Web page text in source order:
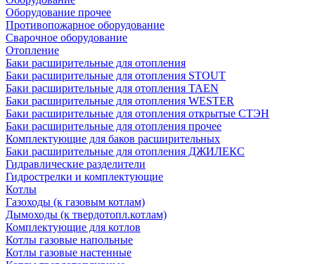
Оборудование прочее
Противопожарное оборудование
Сварочное оборудование
Отопление
Баки расширительные для отопления
Баки расширительные для отопления STOUT
Баки расширительные для отопления TAEN
Баки расширительные для отопления WESTER
Баки расширительные для отопления открытые СТЭН
Баки расширительные для отопления прочее
Комплектующие для баков расширительных
Баки расширительные для отопления ДЖИЛЕКС
Гидравлические разделители
Гидрострелки и комплектующие
Котлы
Газоходы (к газовым котлам)
Дымоходы (к твердотопл.котлам)
Комплектующие для котлов
Котлы газовые напольные
Котлы газовые настенные